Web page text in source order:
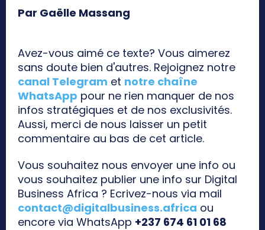
Par Gaëlle Massang
Avez-vous aimé ce texte? Vous aimerez
sans doute bien d'autres. Rejoignez notre
canal Telegram et notre chaîne
WhatsApp pour ne rien manquer de nos
infos stratégiques et de nos exclusivités.
Aussi, merci de nous laisser un petit
commentaire au bas de cet article.
Vous souhaitez nous envoyer une info ou
vous souhaitez publier une info sur Digital
Business Africa ? Ecrivez-nous via mail
contact@digitalbusiness.africa ou
encore via WhatsApp +237 674 61 01 68